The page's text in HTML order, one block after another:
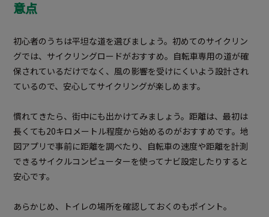
意点
初心者のうちは平坦な道を選びましょう。初めてのサイクリン
グでは、サイクリングロードがおすすめ。自転車専用の道が確
保されているだけでなく、風の影響を受けにくいよう設計され
ているので、安心してサイクリングが楽しめます。
慣れてきたら、街中にも出かけてみましょう。距離は、最初は
長くても20キロメートル程度から始めるのがおすすめです。地
図アプリで事前に距離を調べたり、自転車の速度や距離を計測
できるサイクルコンピューターを使ってナビ設定したりすると
安心です。
あらかじめ、トイレの場所を確認しておくのもポイント。